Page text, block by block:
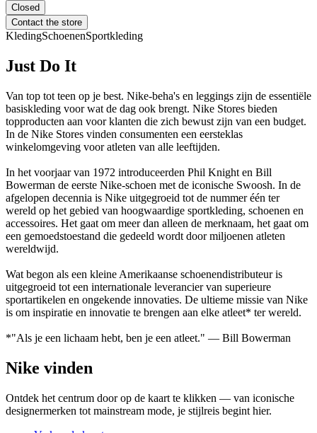
Closed
Contact the store
KledingSchoenenSportkleding
Just Do It
Van top tot teen op je best. Nike-beha's en leggings zijn de essentiële
basiskleding voor wat de dag ook brengt. Nike Stores bieden
topproducten aan voor klanten die zich bewust zijn van een budget.
In de Nike Stores vinden consumenten een eersteklas
winkelomgeving voor atleten van alle leeftijden.
In het voorjaar van 1972 introduceerden Phil Knight en Bill
Bowerman de eerste Nike-schoen met de iconische Swoosh. In de
afgelopen decennia is Nike uitgegroeid tot de nummer één ter
wereld op het gebied van hoogwaardige sportkleding, schoenen en
accessoires. Het gaat om meer dan alleen de merknaam, het gaat om
een gemoedstoestand die gedeeld wordt door miljoenen atleten
wereldwijd.
Wat begon als een kleine Amerikaanse schoenendistributeur is
uitgegroeid tot een internationale leverancier van superieure
sportartikelen en ongekende innovaties. De ultieme missie van Nike
is om inspiratie en innovatie te brengen aan elke atleet* ter wereld.
*"Als je een lichaam hebt, ben je een atleet." — Bill Bowerman
Nike vinden
Ontdek het centrum door op de kaart te klikken — van iconische
designermerken tot mainstream mode, je stijlreis begint hier.